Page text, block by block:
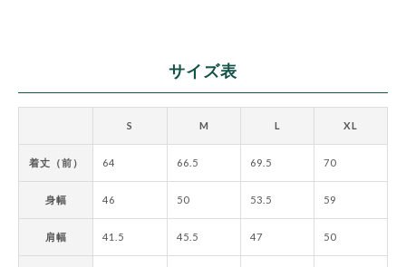
サイズ表
S M L XL
着丈（前） 64 66.5 69.5 70
身幅 46 50 53.5 59
肩幅 41.5 45.5 47 50